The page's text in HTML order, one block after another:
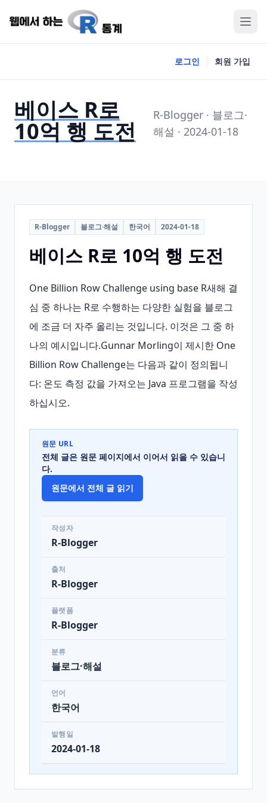
로그인 회원 가입
베이스 R로
10억 행 도전
R-Blogger · 블로그·
해설 · 2024-01-18
R-Blogger 블로그·해설 한국어 2024-01-18
베이스 R로 10억 행 도전
One Billion Row Challenge using base R새해 결
심 중 하나는 R로 수행하는 다양한 실험을 블로그
에 조금 더 자주 올리는 것입니다. 이것은 그 중 하
나의 예시입니다.Gunnar Morling이 제시한 One
Billion Row Challenge는 다음과 같이 정의됩니
다: 온도 측정 값을 가져오는 Java 프로그램을 작성
하십시오.
원문 URL
전체 글은 원문 페이지에서 이어서 읽을 수 있습니
다.
원문에서 전체 글 읽기
작성자
R-Blogger
출처
R-Blogger
플랫폼
R-Blogger
분류
블로그·해설
언어
한국어
발행일
2024-01-18